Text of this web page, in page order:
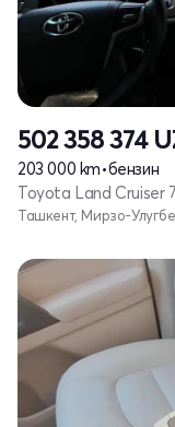
502 358 374
203 000 km•бензин
Toyota Land Cruiser
Ташкент, Мирзо-